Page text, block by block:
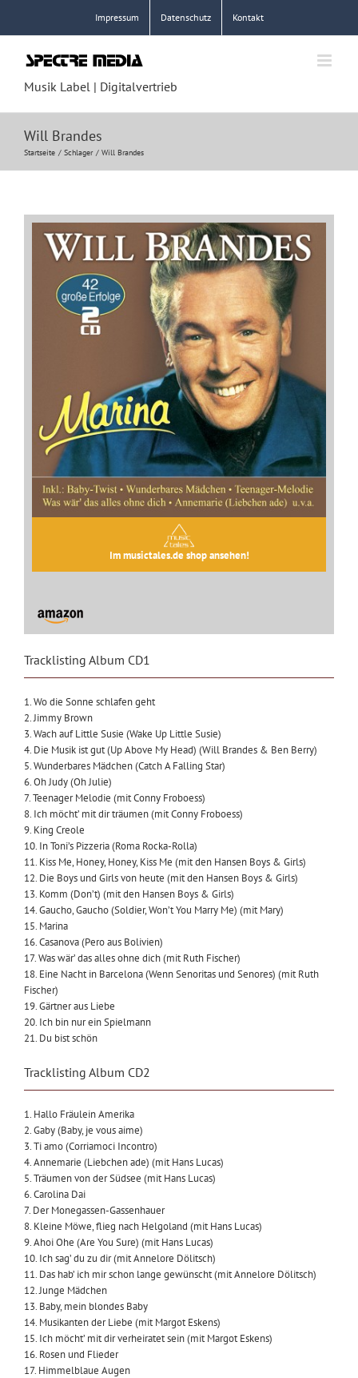
springen
Impressum Datenschutz Kontakt
Musik Label | Digitalvertrieb
Will Brandes
Startseite Schlager Will Brandes
Im musictales.de shop ansehen!
Tracklisting Album CD1
1. Wo die Sonne schlafen geht
2. Jimmy Brown
3. Wach auf Little Susie (Wake Up Little Susie)
4. Die Musik ist gut (Up Above My Head) (Will Brandes & Ben Berry)
5. Wunderbares Mädchen (Catch A Falling Star)
6. Oh Judy (Oh Julie)
7. Teenager Melodie (mit Conny Froboess)
8. Ich möcht’ mit dir träumen (mit Conny Froboess)
9. King Creole
10. In Toni’s Pizzeria (Roma Rocka-Rolla)
11. Kiss Me, Honey, Honey, Kiss Me (mit den Hansen Boys & Girls)
12. Die Boys und Girls von heute (mit den Hansen Boys & Girls)
13. Komm (Don’t) (mit den Hansen Boys & Girls)
14. Gaucho, Gaucho (Soldier, Won’t You Marry Me) (mit Mary)
15. Marina
16. Casanova (Pero aus Bolivien)
17. Was wär’ das alles ohne dich (mit Ruth Fischer)
18. Eine Nacht in Barcelona (Wenn Senoritas und Senores) (mit Ruth
Fischer)
19. Gärtner aus Liebe
20. Ich bin nur ein Spielmann
21. Du bist schön
Tracklisting Album CD2
1. Hallo Fräulein Amerika
2. Gaby (Baby, je vous aime)
3. Ti amo (Corriamoci Incontro)
4. Annemarie (Liebchen ade) (mit Hans Lucas)
5. Träumen von der Südsee (mit Hans Lucas)
6. Carolina Dai
7. Der Monegassen-Gassenhauer
8. Kleine Möwe, flieg nach Helgoland (mit Hans Lucas)
9. Ahoi Ohe (Are You Sure) (mit Hans Lucas)
10. Ich sag’ du zu dir (mit Annelore Dölitsch)
11. Das hab’ ich mir schon lange gewünscht (mit Annelore Dölitsch)
12. Junge Mädchen
13. Baby, mein blondes Baby
14. Musikanten der Liebe (mit Margot Eskens)
15. Ich möcht’ mit dir verheiratet sein (mit Margot Eskens)
16. Rosen und Flieder
17. Himmelblaue Augen